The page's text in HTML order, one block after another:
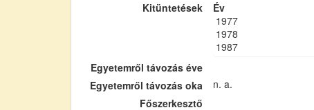
Kitüntetések
Év
1977
1978
1987
Egyetemről távozás éve
Egyetemről távozás oka
n. a.
Főszerkesztő